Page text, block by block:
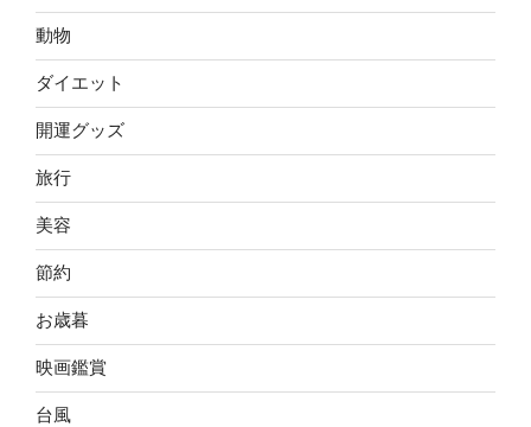
動物
ダイエット
開運グッズ
旅行
美容
節約
お歳暮
映画鑑賞
台風